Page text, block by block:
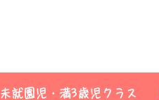
未就園児・満3歳児クラス